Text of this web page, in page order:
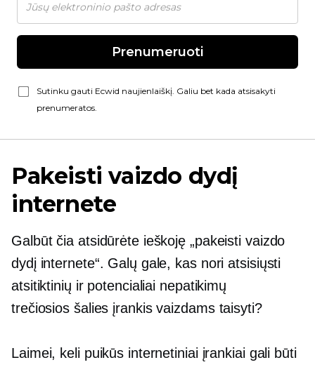
Prenumeruoti
Sutinku gauti Ecwid naujienlaiškį. Galiu bet kada atsisakyti
prenumeratos.
Pakeisti vaizdo dydį
internete
Galbūt čia atsidūrėte ieškoję „pakeisti vaizdo
dydį internete“. Galų gale, kas nori atsisiųsti
atsitiktinių ir potencialiai nepatikimų
trečiosios šalies įrankis vaizdams taisyti?
Laimei, keli puikūs internetiniai įrankiai gali būti